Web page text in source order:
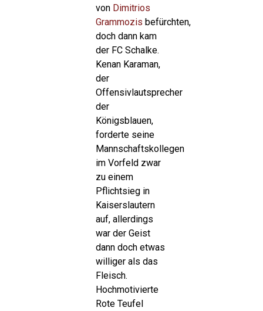
von Dimitrios
Grammozis befürchten,
doch dann kam
der FC Schalke.
Kenan Karaman,
der
Offensivlautsprecher
der
Königsblauen,
forderte seine
Mannschaftskollegen
im Vorfeld zwar
zu einem
Pflichtsieg in
Kaiserslautern
auf, allerdings
war der Geist
dann doch etwas
williger als das
Fleisch.
Hochmotivierte
Rote Teufel